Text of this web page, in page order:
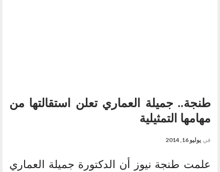
طنجة.. جميلة العماري تعلن استقالتها من
مهامها التمثيلية
في يوليو 16, 2014
علمت طنجة نيوز أن الدكتورة جميلة العماري